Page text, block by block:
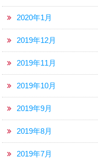
2020年1月
2019年12月
2019年11月
2019年10月
2019年9月
2019年8月
2019年7月